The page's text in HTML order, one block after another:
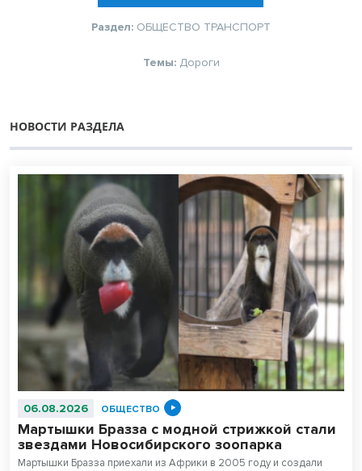
Раздел: ОБЩЕСТВО ТРАНСПОРТ
Темы: Дороги
НОВОСТИ РАЗДЕЛА
06.08.2026 ОБЩЕСТВО
Мартышки Бразза с модной стрижкой стали
звездами Новосибирского зоопарка
Мартышки Бразза приехали из Африки в 2005 году и создали